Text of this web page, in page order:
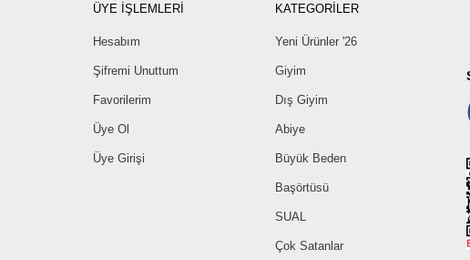
ÜYE İŞLEMLERİ
Hesabım
Şifremi Unuttum
Favorilerim
Üye Ol
Üye Girişi
KATEGORİLER
Yeni Ürünler '26
Giyim
Dış Giyim
Abiye
Büyük Beden
Başörtüsü
SUAL
Çok Satanlar